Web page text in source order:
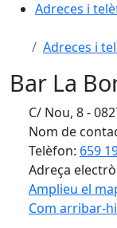
Adreces i
Adreces i
Bar La
C/ Nou, 8 -
Nom de
Telèfon: 659
Adreça
Amplieu el
Com arribar-hi